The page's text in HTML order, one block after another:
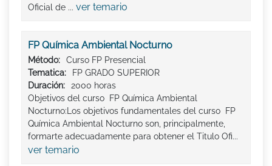
Oficial de ... ver temario
FP Química Ambiental Nocturno
Método:
Curso FP Presencial
Tematica:
FP GRADO SUPERIOR
Duración:
2000 horas
Objetivos del curso FP Química Ambiental
Nocturno:Los objetivos fundamentales del curso FP
Química Ambiental Nocturno son, principalmente,
formarte adecuadamente para obtener el Titulo Ofi...
ver temario